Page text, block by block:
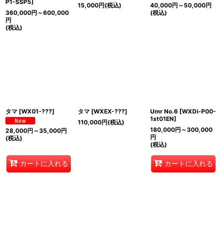
P1-SSP5
360,000円 ～600,000
円
(税込)
15,000円(税込) 40,000円 ～50,000円
(税込)
タマ [WX01-???]
28,000円 ～35,000円
(税込)
カートに入れる
タマ [WXEX-???]
110,000円(税込)
Umr No.6 [WXDi-P00-
1st01EN]
180,000円 ～300,000
円
(税込)
カートに入れる